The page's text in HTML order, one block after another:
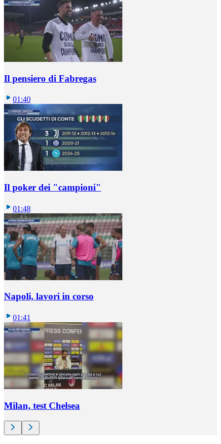
Il pensiero di Fabregas
01:40
Il poker dei "campioni"
01:48
Napoli, lavori in corso
01:41
Milan, test Chelsea